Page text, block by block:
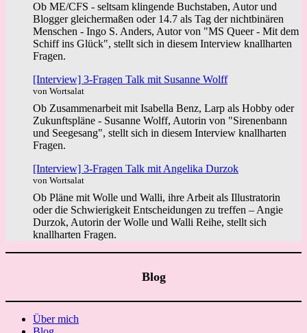
Ob ME/CFS - seltsam klingende Buchstaben, Autor und
Blogger gleichermaßen oder 14.7 als Tag der nichtbinären
Menschen - Ingo S. Anders, Autor von "MS Queer - Mit dem
Schiff ins Glück", stellt sich in diesem Interview knallharten
Fragen.
[Interview] 3-Fragen Talk mit Susanne Wolff
von Wortsalat
Ob Zusammenarbeit mit Isabella Benz, Larp als Hobby oder
Zukunftspläne - Susanne Wolff, Autorin von "Sirenenbann
und Seegesang", stellt sich in diesem Interview knallharten
Fragen.
[Interview] 3-Fragen Talk mit Angelika Durzok
von Wortsalat
Ob Pläne mit Wolle und Walli, ihre Arbeit als Illustratorin
oder die Schwierigkeit Entscheidungen zu treffen – Angie
Durzok, Autorin der Wolle und Walli Reihe, stellt sich
knallharten Fragen.
Blog
Über mich